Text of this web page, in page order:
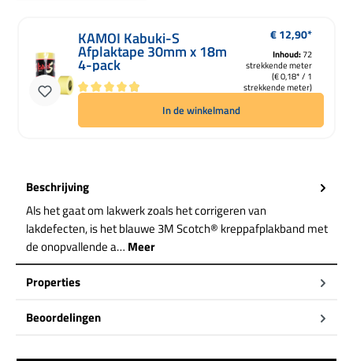
KAMOI Kabuki-S
Afplaktape 30mm x 18m
4-pack
Gemiddelde waardering van 4.91 van 5 sterren
Inhoud:72
strekkende meter
(€ 0,18* / 1
strekkende meter)
Normale prijs:
€ 12,90*
In de winkelmand
Beschrijving
Als het gaat om lakwerk zoals het corrigeren van
lakdefecten, is het blauwe 3M Scotch® kreppafplakband met
de onopvallende a… Meer
Properties
Beoordelingen